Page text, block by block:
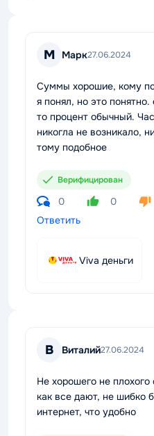
М Марк27.06.2024
Суммы хорошие, кому
я понял, но это
то процент обычный.
никогла не возникало,
тому подобное
Верифицирован
0 0
Ответить
Viva деньги
В Виталий27.06.2024
Не хорошего не плохого
как все дают, не шибко
интернет, что удобно